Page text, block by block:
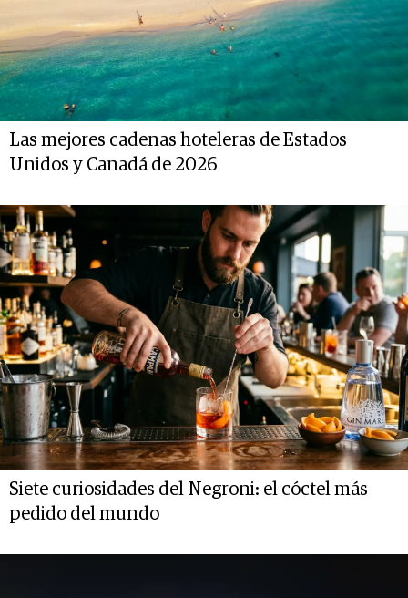
Las mejores cadenas hoteleras de Estados
Unidos y Canadá de 2026
Siete curiosidades del Negroni: el cóctel más
pedido del mundo